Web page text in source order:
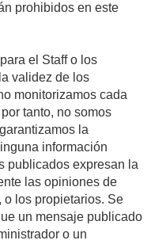
prohibidos en este
el Staff o los
validez de los
monitorizamos cada
tanto, no somos
la
información
publicados expresan la
las opiniones de
o los propietarios. Se
un mensaje publicado
o un